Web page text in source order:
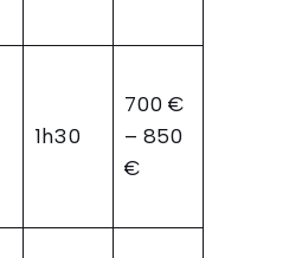
1h30
700 €
– 850
€